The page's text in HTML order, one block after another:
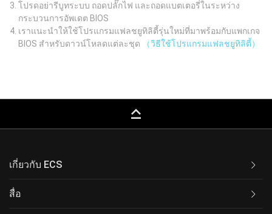
โปรดอย่ารีบูทระบบ ถอดปลั๊กไฟ และถอดแบตเตอรี่ในระหว่าง
กระบวนการอัพเดต BIOS
เราแนะนำให้ใช้โปรแกรมแฟลชยูทิลิตี้รุ่นใหม่ที่มาพร้อมกับแพกเกจ
BIOS สำหรับดาวน์โหลดแต่ละชุด
（วิธีใช้โปรแกรมแฟลชยูทิลิตี้）
keyboard_capslock
เกี่ยวกับ ECS
สื่อ